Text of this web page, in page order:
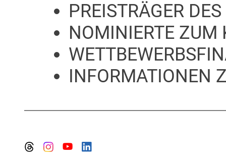
PREISTRÄGER
NOMINIERTE ZUM
INFORMATIONEN